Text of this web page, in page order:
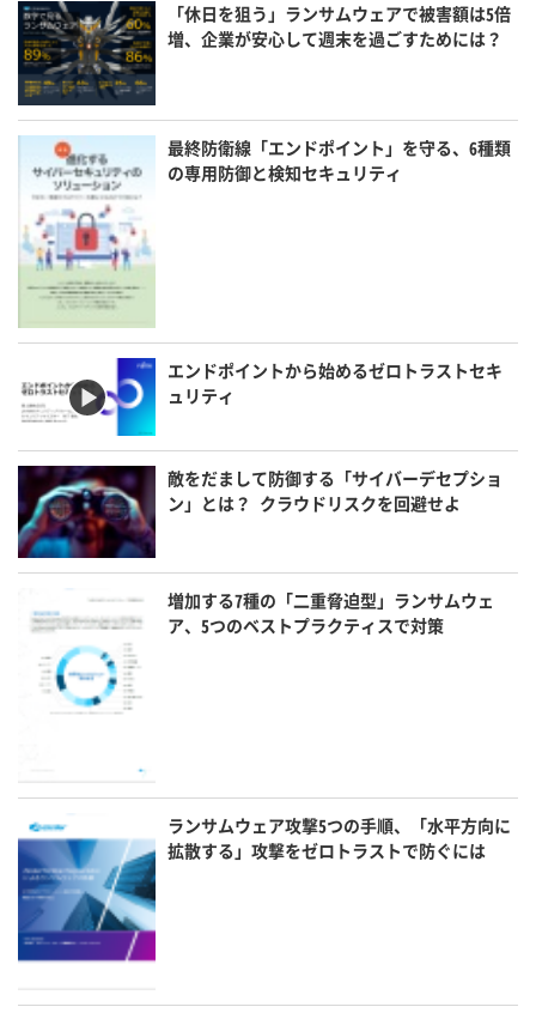
「休日を狙う」ランサムウェアで被害額は5倍
増、企業が安心して週末を過ごすためには？
最終防衛線「エンドポイント」を守る、6種類
の専用防御と検知セキュリティ
エンドポイントから始めるゼロトラストセキ
ュリティ
敵をだまして防御する「サイバーデセプショ
ン」とは？ クラウドリスクを回避せよ
増加する7種の「二重脅迫型」ランサムウェ
ア、5つのベストプラクティスで対策
ランサムウェア攻撃5つの手順、「水平方向に
拡散する」攻撃をゼロトラストで防ぐには